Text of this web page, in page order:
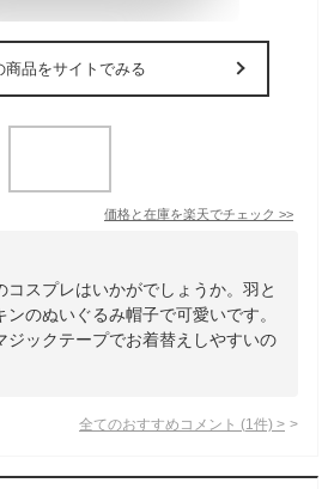
商品をサイトでみる
価格と在庫を楽天でチェック >>
コスプレはいかがでしょうか。羽と
のぬいぐるみ帽子で可愛いです。
ジックテープでお着替えしやすいの
全てのおすすめコメント (1 件) >